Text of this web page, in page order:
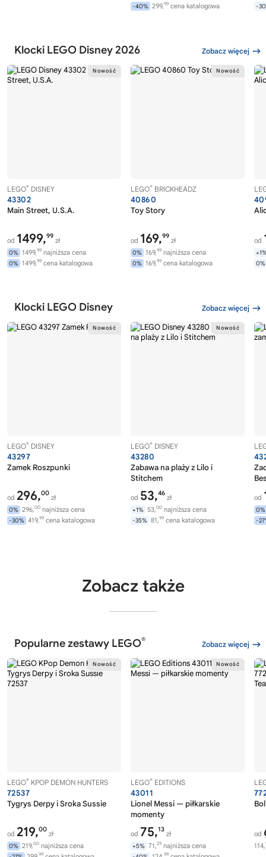
-40% 299,99 cena katalogowa
-
Klocki LEGO Disney 2026 Zobacz więcej
LEGO® DISNEY
43302
Main Street, U.S.A.
od 1499,99
zł
0% 1499,99 najniższa cena
0% 1499,99 cena katalogowa
LEGO® BRICKHEADZ
40860
Toy Story
od 169,99
zł
0% 169,99 najniższa cena
0% 169,99 cena katalogowa
od
0%
Klocki LEGO Disney Zobacz więcej
LEGO® DISNEY
43297
Zamek Roszpunki
od 296,00
zł
0% 296,00 najniższa cena
-30% 419,99 cena katalogowa
LEGO® DISNEY
43280
Zabawa na plaży z Lilo i
Stitchem
od 53,46
zł
+1% 53,00 najniższa cena
-35% 81,99 cena katalogowa
od
0%
-
Zobacz także
Popularne zestawy LEGO® Zobacz więcej
LEGO® KPOP DEMON HUNTERS
72537
Tygrys Derpy i Sroka Sussie
od 219,00
zł
0% 219,00 najniższa cena
99
LEGO® EDITIONS
43011
Lionel Messi — piłkarskie
momenty
od 75,13
zł
+5% 71,29 najniższa cena
99
od
114,